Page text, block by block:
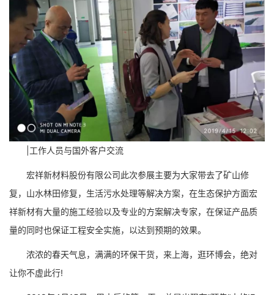
|工作人员与国外客户交流
宏祥新材料股份有限公司此次参展主要为大家带去了矿山修
复，山水林田修复，生活污水处理等解决方案，在生态保护方面宏
祥新材有大量的施工经验以及专业的方案解决专家，在保证产品质
量的同时也保证工程安全实施，以达到预期的效果。
浓浓的春天气息，满满的环保干货，来上海，逛环博会，绝对
让你不虚此行!